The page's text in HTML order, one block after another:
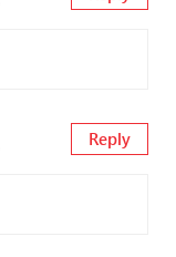
Reply